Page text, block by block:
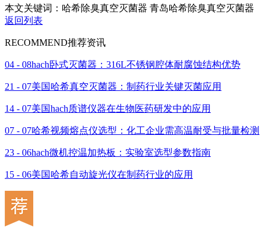
本文关键词：哈希除臭真空灭菌器 青岛哈希除臭真空灭菌器
返回列表
RECOMMEND推荐资讯
04 - 08hach卧式灭菌器：316L不锈钢腔体耐腐蚀结构优势
21 - 07美国哈希真空灭菌器：制药行业关键灭菌应用
14 - 07美国hach质谱仪器在生物医药研发中的应用
07 - 07哈希视频熔点仪选型：化工企业需高温耐受与批量检测
23 - 06hach微机控温加热板：实验室选型参数指南
15 - 06美国哈希自动旋光仪在制药行业的应用